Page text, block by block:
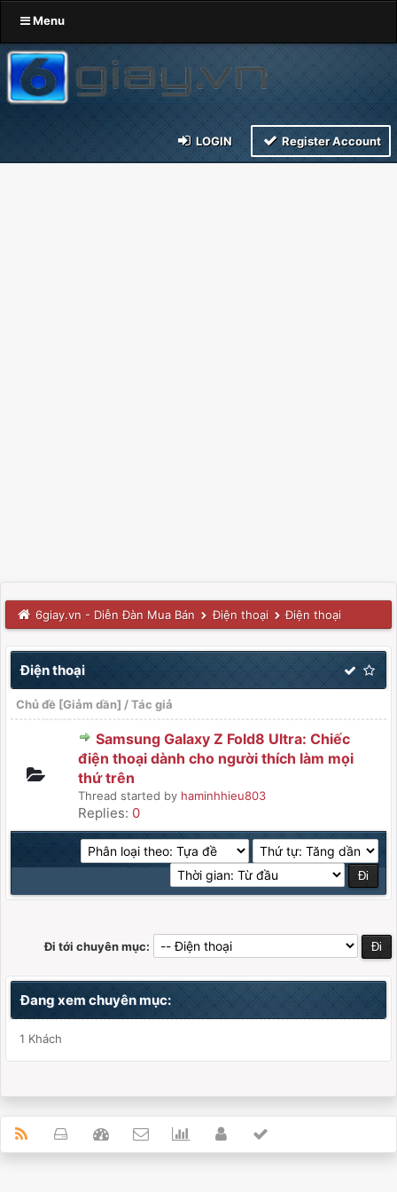
Menu
LOGIN Register Account
6giay.vn - Diễn Đàn Mua Bán Điện thoại Điện thoại
Điện thoại
Chủ đề [Giảm dần] /Tác giả
Samsung Galaxy Z Fold8 Ultra: Chiếc
điện thoại dành cho người thích làm mọi
thứ trên
Thread started by haminhhieu803
Replies: 0
Đi tới chuyên mục:
Đang xem chuyên mục:
1 Khách